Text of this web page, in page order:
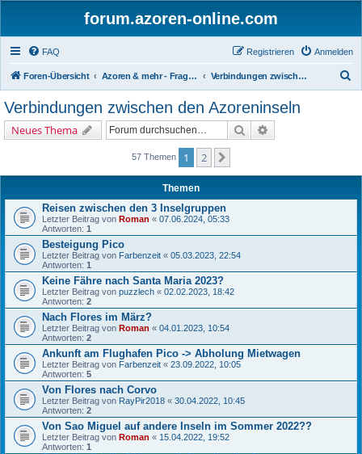
forum.azoren-online.com
FAQ Anmelden
Registrieren
Foren-Übersicht Azoren & mehr - Fragen und Antworten zu allgemeinen Themen rund um die 9 Inseln Verbindungen zwischen den Azoreninseln
Verbindungen zwischen den Azoreninseln
Neues Thema Suche
57 Themen 1 2
Themen
Reisen zwischen den 3 Inselgruppen
Letzter Beitrag von Roman « 07.06.2024, 05:33
Antworten: 1
Besteigung Pico
Letzter Beitrag von Farbenzeit « 05.03.2023, 22:54
Antworten: 1
Keine Fähre nach Santa Maria 2023?
Letzter Beitrag von puzzlech « 02.02.2023, 18:42
Antworten: 2
Nach Flores im März?
Letzter Beitrag von Roman « 04.01.2023, 10:54
Antworten: 2
Ankunft am Flughafen Pico -> Abholung Mietwagen
Letzter Beitrag von Farbenzeit « 23.09.2022, 10:05
Antworten: 5
Von Flores nach Corvo
Letzter Beitrag von RayPir2018 « 30.04.2022, 10:45
Antworten: 2
Von Sao Miguel auf andere Inseln im Sommer 2022??
Letzter Beitrag von Roman « 15.04.2022, 19:52
Antworten: 1